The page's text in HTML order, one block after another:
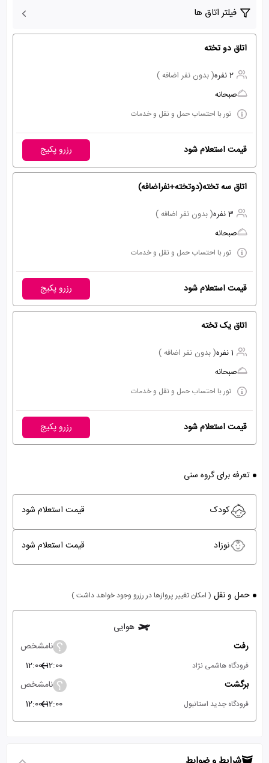
فیلتر اتاق ها
اتاق دو تخته
2 نفره
( بدون نفر اضافه )
صبحانه
تور با احتساب حمل و نقل و خدمات
قیمت استعلام شود رزرو پکیج
اتاق سه تخته(دوتخته+نفراضافه)
3 نفره
( بدون نفر اضافه )
صبحانه
تور با احتساب حمل و نقل و خدمات
قیمت استعلام شود رزرو پکیج
اتاق یک تخته
1 نفره
( بدون نفر اضافه )
صبحانه
تور با احتساب حمل و نقل و خدمات
قیمت استعلام شود رزرو پکیج
تعرفه برای گروه سنی
کودک قیمت استعلام شود
نوزاد قیمت استعلام شود
حمل و نقل ( امکان تغییر پروازها در رزرو وجود خواهد داشت )
هوایی
رفت
نامشخص
فرودگاه هاشمی نژاد 12:00
12:00
برگشت
نامشخص
فرودگاه جدید استانبول 12:00
12:00